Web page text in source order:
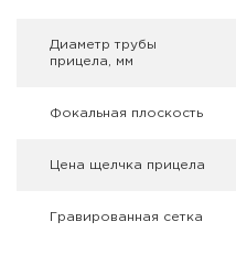
Диаметр трубы
прицела, мм
Фокальная плоскость
Цена щелчка прицела
Гравированная сетка